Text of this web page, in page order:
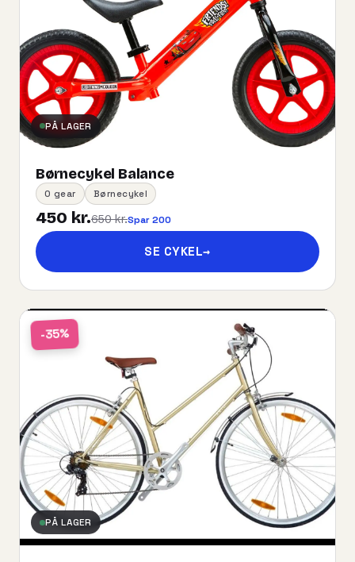
PÅ LAGER
Børnecykel Balance
0 gear Børnecykel
450 kr.650 kr.Spar 200
SE CYKEL→
-35%
PÅ LAGER